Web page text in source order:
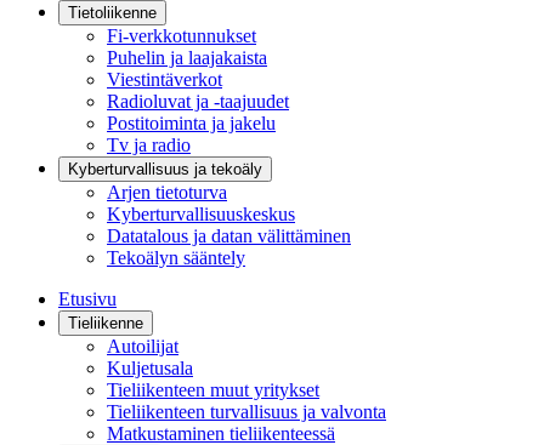
Tietoliikenne
Fi-verkkotunnukset
Puhelin ja laajakaista
Viestintäverkot
Radioluvat ja -taajuudet
Postitoiminta ja jakelu
Tv ja radio
Kyberturvallisuus ja tekoäly
Arjen tietoturva
Kyberturvallisuuskeskus
Datatalous ja datan välittäminen
Tekoälyn sääntely
Etusivu
Tieliikenne
Autoilijat
Kuljetusala
Tieliikenteen muut yritykset
Tieliikenteen turvallisuus ja valvonta
Matkustaminen tieliikenteessä